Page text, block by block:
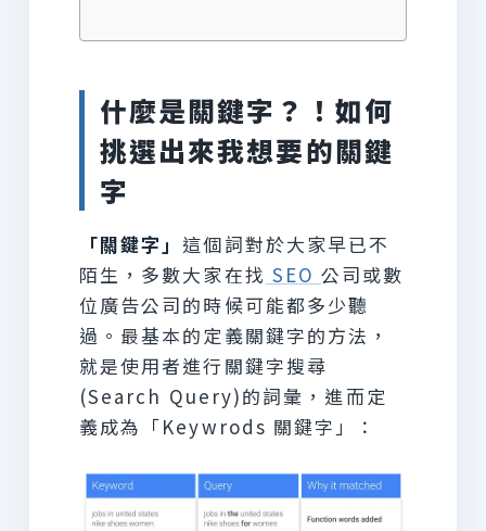
什麼是關鍵字？！如何
挑選出來我想要的關鍵
字
「關鍵字」 這個詞對於大家早已不
陌生，多數大家在找 SEO公司或數
位廣告公司的時候可能都多少聽
過。最基本的定義關鍵字的方法，
就是使用者進行關鍵字搜尋
(Search Query)的詞彙，進而定
義成為「Keywrods 關鍵字」：